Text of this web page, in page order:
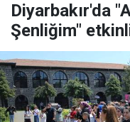
Diyarbakır'da
Şenliğim"